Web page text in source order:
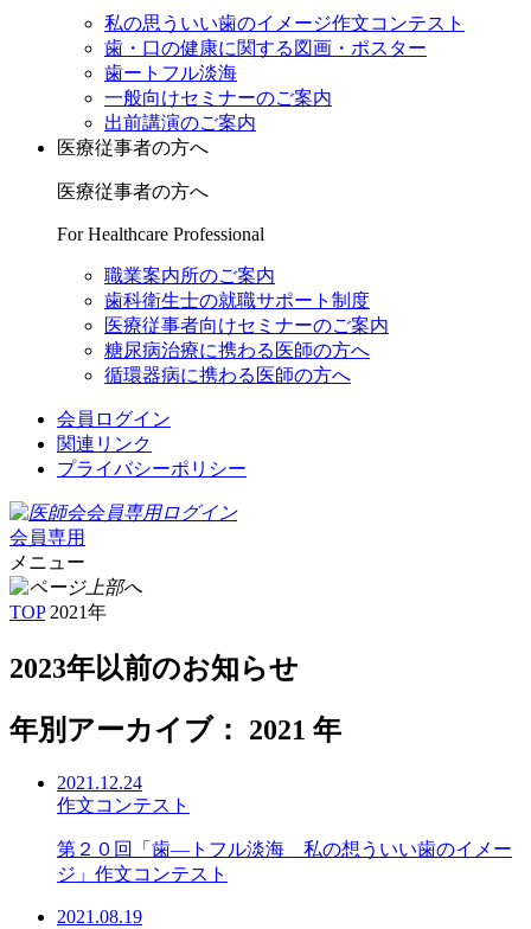
私の思ういい歯のイメージ作文コンテスト
歯・口の健康に関する図画・ポスター
歯ートフル淡海
一般向けセミナーのご案内
出前講演のご案内
医療従事者の方へ
医療従事者の方へ
For Healthcare Professional
職業案内所のご案内
歯科衛生士の就職サポート制度
医療従事者向けセミナーのご案内
糖尿病治療に携わる医師の方へ
循環器病に携わる医師の方へ
会員ログイン
関連リンク
プライバシーポリシー
会員専用
メニュー
TOP 2021年
2023年以前のお知らせ
年別アーカイブ： 2021 年
2021.12.24
作文コンテスト
第２０回「歯―トフル淡海 私の想ういい歯のイメー
ジ」作文コンテスト
2021.08.19